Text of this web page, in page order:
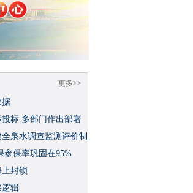
更多>>
据
标 多部门作出部署
泉水调查监测评价制
参保率巩固在95%
封锁
逻辑